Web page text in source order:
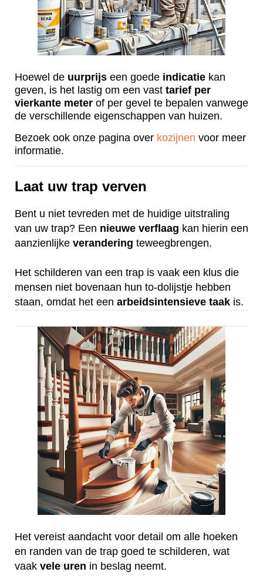
Hoewel de uurprijs een goede indicatie kan
geven, is het lastig om een vast tarief per
vierkante meter of per gevel te bepalen vanwege
de verschillende eigenschappen van huizen.
Bezoek ook onze pagina over kozijnen voor meer
informatie.
Laat uw trap verven
Bent u niet tevreden met de huidige uitstraling
van uw trap? Een nieuwe verflaag kan hierin een
aanzienlijke verandering teweegbrengen.
Het schilderen van een trap is vaak een klus die
mensen niet bovenaan hun to-dolijstje hebben
staan, omdat het een arbeidsintensieve taak is.
Het vereist aandacht voor detail om alle hoeken
en randen van de trap goed te schilderen, wat
vaak vele uren in beslag neemt.